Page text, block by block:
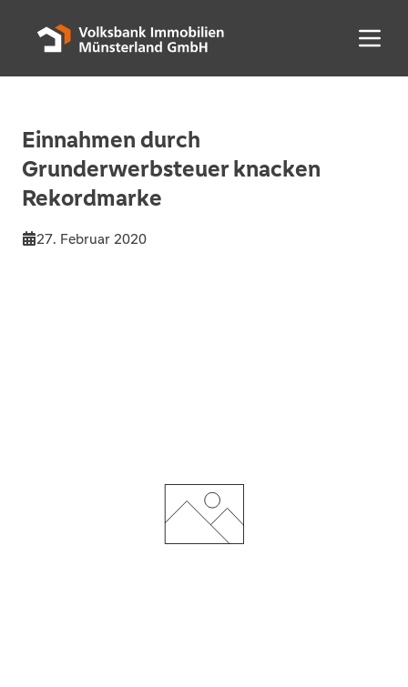
Menü
Einnahmen durch
Grunderwerbsteuer knacken
Rekordmarke
27. Februar 2020